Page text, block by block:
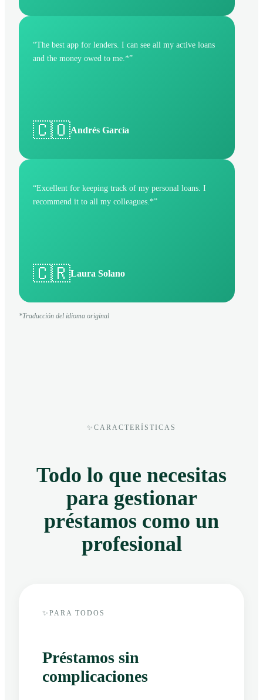
“The best app for lenders. I can see all my active loans
and the money owed to me.*”
🇨🇴Andrés García
“Excellent for keeping track of my personal loans. I
recommend it to all my colleagues.*”
🇨🇷Laura Solano
*Traducción del idioma original
✨ CARACTERÍSTICAS
Todo lo que necesitas
para gestionar
préstamos como un
profesional
✨ PARA TODOS
Préstamos sin
complicaciones